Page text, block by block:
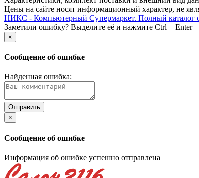
Цены на сайте носят информационный характер, не
НИКС - Компьютерный Cупермаркет. Полный каталог
Заметили ошибку? Выделите её и нажмите Ctrl + Enter
×
Сообщение об ошибке
Найденная ошибка:
×
Сообщение об ошибке
Информация об ошибке успешно отправлена